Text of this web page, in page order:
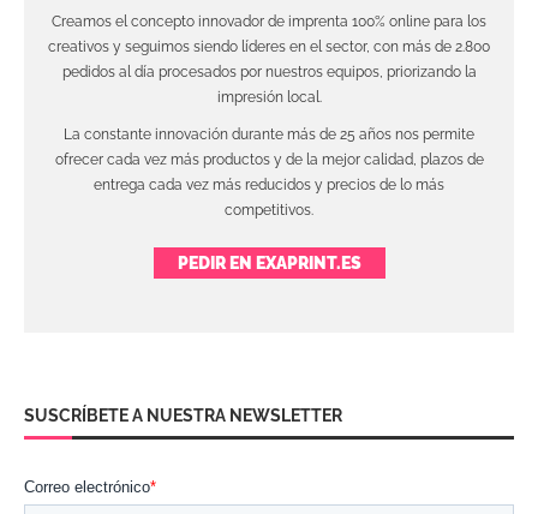
Creamos el concepto innovador de imprenta 100% online para los
creativos y seguimos siendo líderes en el sector, con más de 2.800
pedidos al día procesados por nuestros equipos, priorizando la
impresión local.
La constante innovación durante más de 25 años nos permite
ofrecer cada vez más productos y de la mejor calidad, plazos de
entrega cada vez más reducidos y precios de lo más
competitivos.
PEDIR EN EXAPRINT.ES
SUSCRÍBETE A NUESTRA NEWSLETTER